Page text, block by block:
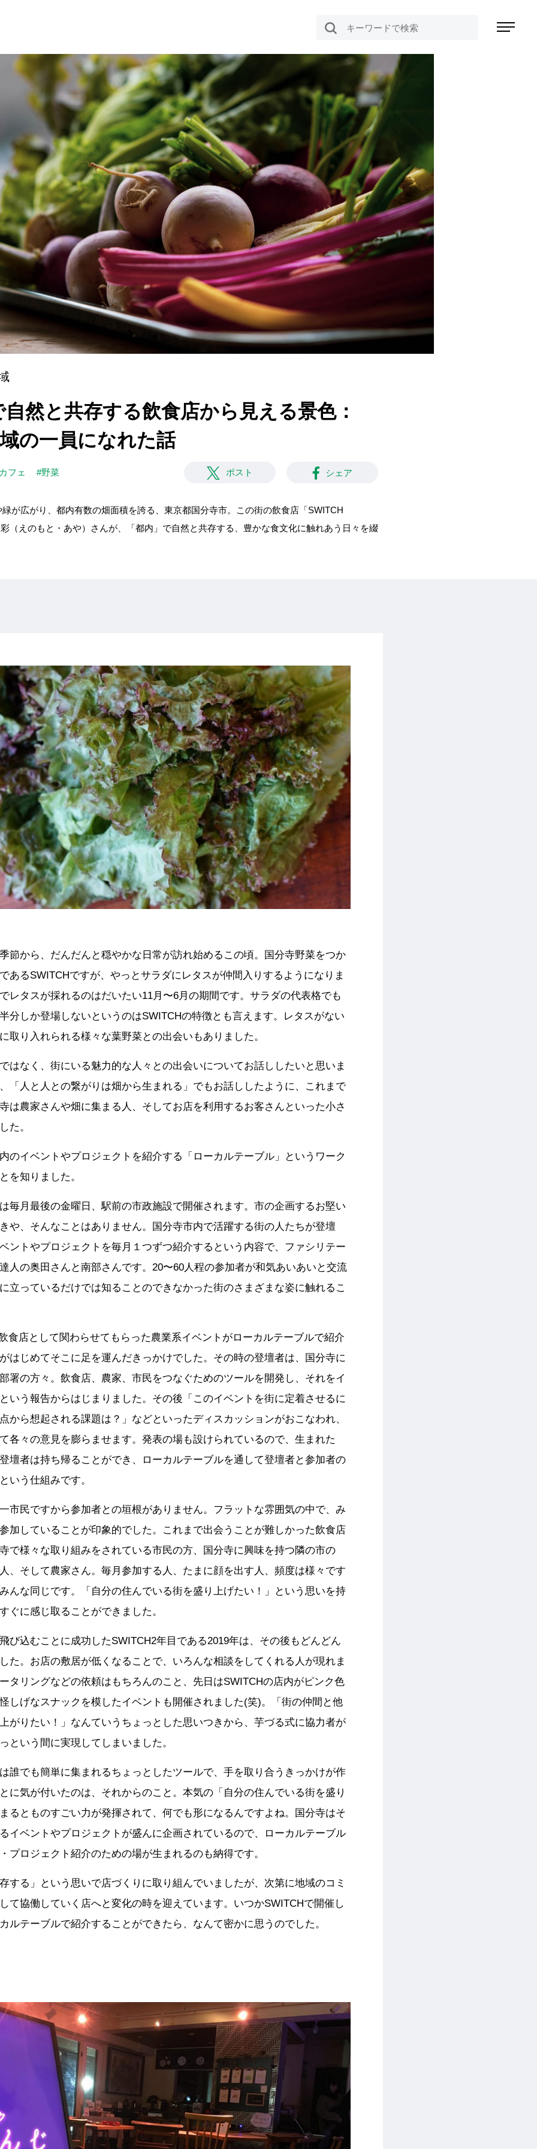
然と共存する飲食店から見える景色：
の一員になれた話
フェ #野菜 ポスト シェア
が広がり、都内有数の畑面積を誇る、東京都国分寺市。この街の飲食店「SWITCH
（えのもと・あや）さんが、「都内」で自然と共存する、豊かな食文化に触れあう日々を綴
節から、だんだんと穏やかな日常が訪れ始めるこの頃。国分寺野菜をつか
あるSWITCHですが、やっとサラダにレタスが仲間入りするようになりま
レタスが採れるのはだいたい11月〜6月の期間です。サラダの代表格でも
分しか登場しないというのはSWITCHの特徴とも言えます。レタスがない
取り入れられる様々な葉野菜との出会いもありました。
はなく、街にいる魅力的な人々との出会いについてお話ししたいと思いま
「人と人との繋がりは畑から生まれる」でもお話ししたように、これまで
は農家さんや畑に集まる人、そしてお店を利用するお客さんといった小さ
た。
のイベントやプロジェクトを紹介する「ローカルテーブル」というワーク
を知りました。
毎月最後の金曜日、駅前の市政施設で開催されます。市の企画するお堅い
や、そんなことはありません。国分寺市内で活躍する街の人たちが登壇
ントやプロジェクトを毎月１つずつ紹介するという内容で、ファシリテー
人の奥田さんと南部さんです。20〜60人程の参加者が和気あいあいと交流
立っているだけでは知ることのできなかった街のさまざまな姿に触れるこ
食店として関わらせてもらった農業系イベントがローカルテーブルで紹介
はじめてそこに足を運んだきっかけでした。その時の登壇者は、国分寺に
署の方々。飲食店、農家、市民をつなぐためのツールを開発し、それをイ
いう報告からはじまりました。その後「このイベントを街に定着させるに
から想起される課題は？」などといったディスカッションがおこなわれ、
各々の意見を膨らませます。発表の場も設けられているので、生まれた
壇者は持ち帰ることができ、ローカルテーブルを通して登壇者と参加者の
いう仕組みです。
市民ですから参加者との垣根がありません。フラットな雰囲気の中で、み
加していることが印象的でした。これまで出会うことが難しかった飲食店
で様々な取り組みをされている市民の方、国分寺に興味を持つ隣の市の
、そして農家さん。毎月参加する人、たまに顔を出す人、頻度は様々です
んな同じです。「自分の住んでいる街を盛り上げたい！」という思いを持
ぐに感じ取ることができました。
び込むことに成功したSWITCH2年目である2019年は、その後もどんどん
た。お店の敷居が低くなることで、いろんな相談をしてくれる人が現れま
タリングなどの依頼はもちろんのこと、先日はSWITCHの店内がピンク色
しげなスナックを模したイベントも開催されました(笑)。「街の仲間と他
がりたい！」なんていうちょっとした思いつきから、芋づる式に協力者が
という間に実現してしまいました。
誰でも簡単に集まれるちょっとしたツールで、手を取り合うきっかけが作
に気が付いたのは、それからのこと。本気の「自分の住んでいる街を盛り
るとものすごい力が発揮されて、何でも形になるんですよね。国分寺はそ
イベントやプロジェクトが盛んに企画されているので、ローカルテーブル
プロジェクト紹介のための場が生まれるのも納得です。
する」という思いで店づくりに取り組んでいましたが、次第に地域のコミ
て協働していく店へと変化の時を迎えています。いつかSWITCHで開催し
ルテーブルで紹介することができたら、なんて密かに思うのでした。